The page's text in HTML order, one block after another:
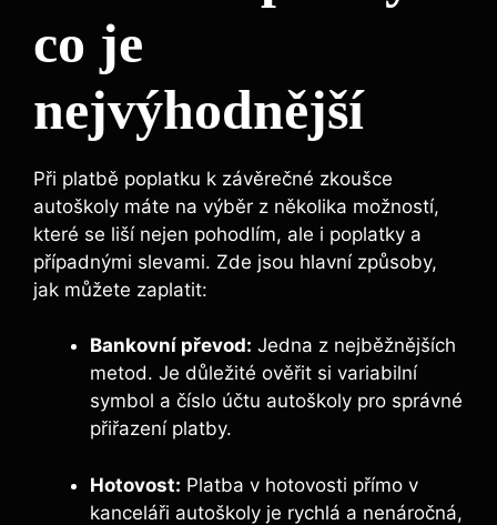
co⁤ je
nejvýhodnější
Při platbě ‌poplatku‍ k ⁣závěrečné zkoušce
autoškoly máte na výběr z několika možností,​
které se liší nejen pohodlím, ale i poplatky a
případnými slevami. Zde jsou hlavní způsoby,
jak můžete zaplatit:
Bankovní převod: Jedna z nejběžnějších
metod. ‌Je důležité ověřit si⁢ variabilní
symbol a číslo účtu autoškoly pro správné⁣
přiřazení platby.
Hotovost: Platba ​v hotovosti přímo v⁢
kanceláři autoškoly je rychlá a nenáročná,